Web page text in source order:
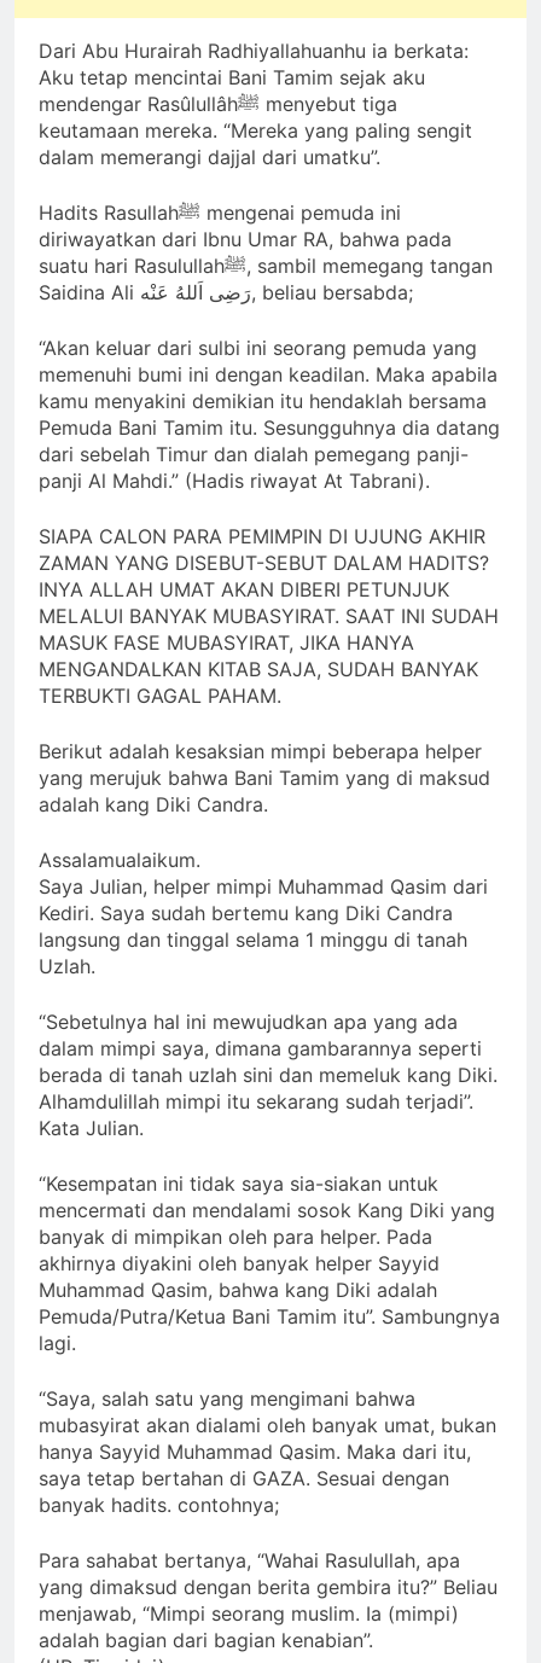
Dari Abu Hurairah Radhiyallahuanhu ia berkata:
Aku tetap mencintai Bani Tamim sejak aku
mendengar Rasûlullâhﷺ menyebut tiga
keutamaan mereka. “Mereka yang paling sengit
dalam memerangi dajjal dari umatku”.
Hadits Rasullahﷺ mengenai pemuda ini
diriwayatkan dari Ibnu Umar RA, bahwa pada
suatu hari Rasulullahﷺ, sambil memegang tangan
Saidina Ali رَضِی اَللهُ عَنْه, beliau bersabda;
“Akan keluar dari sulbi ini seorang pemuda yang
memenuhi bumi ini dengan keadilan. Maka apabila
kamu menyakini demikian itu hendaklah bersama
Pemuda Bani Tamim itu. Sesungguhnya dia datang
dari sebelah Timur dan dialah pemegang panji-
panji Al Mahdi.” (Hadis riwayat At Tabrani).
SIAPA CALON PARA PEMIMPIN DI UJUNG AKHIR
ZAMAN YANG DISEBUT-SEBUT DALAM HADITS?
INYA ALLAH UMAT AKAN DIBERI PETUNJUK
MELALUI BANYAK MUBASYIRAT. SAAT INI SUDAH
MASUK FASE MUBASYIRAT, JIKA HANYA
MENGANDALKAN KITAB SAJA, SUDAH BANYAK
TERBUKTI GAGAL PAHAM.
Berikut adalah kesaksian mimpi beberapa helper
yang merujuk bahwa Bani Tamim yang di maksud
adalah kang Diki Candra.
Assalamualaikum.
Saya Julian, helper mimpi Muhammad Qasim dari
Kediri. Saya sudah bertemu kang Diki Candra
langsung dan tinggal selama 1 minggu di tanah
Uzlah.
“Sebetulnya hal ini mewujudkan apa yang ada
dalam mimpi saya, dimana gambarannya seperti
berada di tanah uzlah sini dan memeluk kang Diki.
Alhamdulillah mimpi itu sekarang sudah terjadi”.
Kata Julian.
“Kesempatan ini tidak saya sia-siakan untuk
mencermati dan mendalami sosok Kang Diki yang
banyak di mimpikan oleh para helper. Pada
akhirnya diyakini oleh banyak helper Sayyid
Muhammad Qasim, bahwa kang Diki adalah
Pemuda/Putra/Ketua Bani Tamim itu”. Sambungnya
lagi.
“Saya, salah satu yang mengimani bahwa
mubasyirat akan dialami oleh banyak umat, bukan
hanya Sayyid Muhammad Qasim. Maka dari itu,
saya tetap bertahan di GAZA. Sesuai dengan
banyak hadits. contohnya;
Para sahabat bertanya, “Wahai Rasulullah, apa
yang dimaksud dengan berita gembira itu?” Beliau
menjawab, “Mimpi seorang muslim. Ia (mimpi)
adalah bagian dari bagian kenabian”.